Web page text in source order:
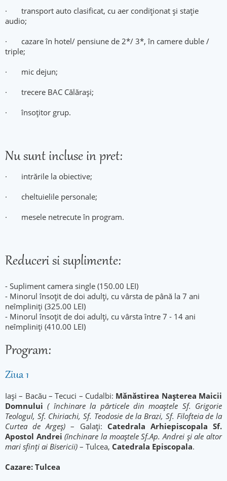
· transport auto clasificat, cu aer condiționat și stație
audio;
· cazare în hotel/ pensiune de 2*/ 3*, în camere duble /
triple;
· mic dejun;
· trecere BAC Călărași;
· însoțitor grup.
Nu sunt incluse in pret:
· intrările la obiective;
· cheltuielile personale;
· mesele netrecute în program.
Reduceri si suplimente:
- Supliment camera single (150.00 LEI)
- Minorul însoțit de doi adulți, cu vârsta de până la 7 ani
neîmpliniți (325.00 LEI)
- Minorul însoțit de doi adulți, cu vârsta între 7 - 14 ani
neîmpliniți (410.00 LEI)
Program:
Ziua 1
Iași – Bacău – Tecuci – Cudalbi: Mănăstirea Nașterea Maicii
Domnului ( închinare la părticele din moaștele Sf. Grigorie
Teologul, Sf. Chiriachi, Sf. Teodosie de la Brazi, Sf. Filofteia de la
Curtea de Argeș) – Galați: Catedrala Arhiepiscopala Sf.
Apostol Andrei (închinare la moaștele Sf.Ap. Andrei și ale altor
mari sfinți ai Bisericii) – Tulcea, Catedrala Episcopala.
Cazare: Tulcea